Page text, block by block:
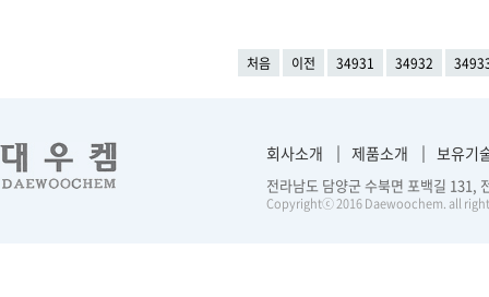
처음 이전 34931 34932
회사소개 제품소개 보유기
전라남도 담양군 수북면 포백길
Copyrightⓒ 2016 Daewoochem. all